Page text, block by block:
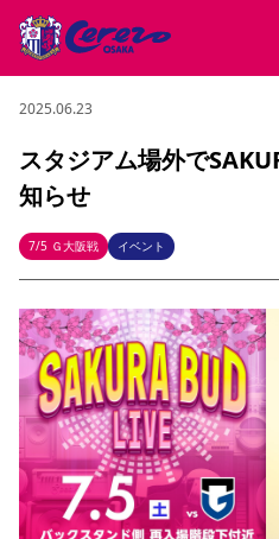
試合・チーム
試合について
試合日程 / 結果 順位表
チームについて
選手・スタッフ スケジュール メデ
アカデミー ハナサカプレーヤー 歴
観戦する
チケット
チケット情報 販売スケジュール 価
シーズンシート 法人シーズンシート
特定興行入場券 譲渡サービス リセ
観戦ガイド
初めて観戦ガイド キッズ向けサービ
観戦マナー&ルール ビジターサポ
スタジアム
クラブを知る
セレッソ大阪について
クラブ紹介 沿革 シーズン記録 求
サポートする
パートナー企業募集中 セレッソ大阪
セレッソアイデアちょうだいな
応
Lise（ライセンスビジネス）
ファンクラブ
ファンクラブ
SAKURA SOCIO SAKURA POINT
まいセレチケット 会員規定 婚姻
ニュース
ニュース
レディース
2025.06.23
スタジアム場外で
知らせ
7/5 Ｇ大阪戦 イベント